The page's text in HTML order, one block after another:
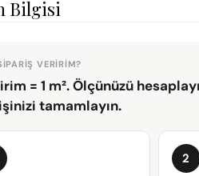
Bilgisi
VERIRIM?
= 1 m². Ölçünüzü
tamamlayın.
2